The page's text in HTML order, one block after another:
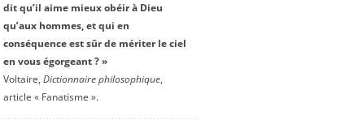
dit qu’il aime mieux obéir à Dieu
qu’aux hommes, et qui en
conséquence est sûr de mériter le ciel
en vous égorgeant ? »
Voltaire, Dictionnaire philosophique,
article « Fanatisme ».